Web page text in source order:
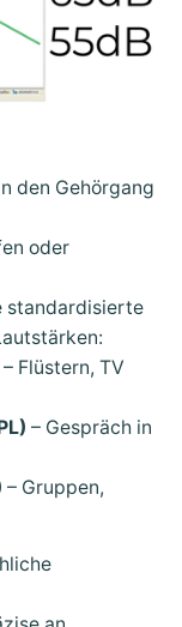
den Gehörgang
oder
standardisierte
– Flüstern, TV
– Gespräch in
– Gruppen,